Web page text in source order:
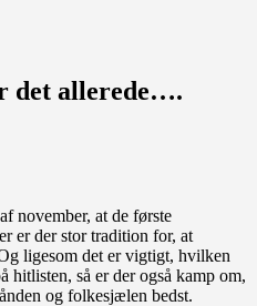
det allerede….
november, at de første
er der stor tradition for, at
ligesom det er vigtigt, hvilken
hitlisten, så er der også kamp om,
og folkesjælen bedst.